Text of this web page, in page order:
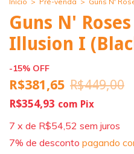
Guns N'
Illusion I
-15% OFF
R$381,65 R$449,00
R$354,93 com Pix
7 x de R$54,52 sem juros
7% de desconto pagando